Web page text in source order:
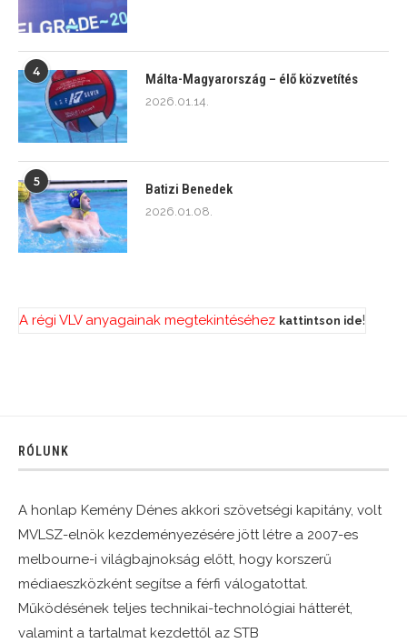
4
Málta-Magyarország – élő közvetítés
2026.01.14.
5
Batizi Benedek
2026.01.08.
A régi VLV anyagainak megtekintéséhez kattintson ide!
RÓLUNK
A honlap Kemény Dénes akkori szövetségi kapitány, volt
MVLSZ-elnök kezdeményezésére jött létre a 2007-es
melbourne-i világbajnokság előtt, hogy korszerű
médiaeszközként segítse a férfi válogatottat.
Működésének teljes technikai-technológiai hátterét,
valamint a tartalmat kezdettől az STB